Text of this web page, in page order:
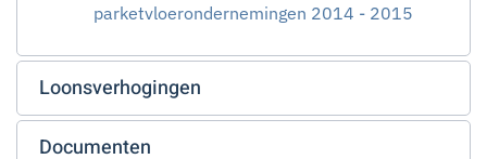
parketvloerondernemingen 2014 - 2015
Loonsverhogingen
Documenten